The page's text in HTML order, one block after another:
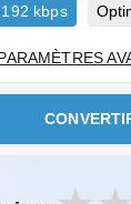
kbps